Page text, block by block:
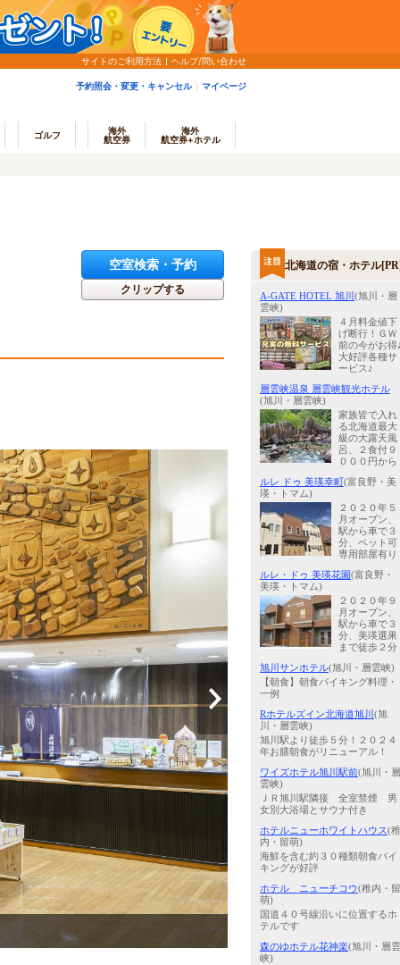
サイトのご利用方法 ヘルプ/問い合わせ
予約照会・変更・キャンセル マイページ
ゴルフ
海外
航空券
海外
航空券+ホテル
空室検索・予約
クリップする
大浴場：国内では珍しい含
北海道の宿・ホテル
A-GATE HOTEL 旭川 (旭川・層
雲峡)
４月料金値下
げ断行！ＧＷ
前の今がお得
大好評各種サ
ービス♪
層雲峡温泉 層雲峡観光ホテル
(旭川・層雲峡)
家族皆で入れ
る北海道最大
級の大露天風
呂、２食付９
０００円から
ルレ ドゥ 美瑛幸町 (富良野・美
瑛・トマム)
２０２０年５
月オープン、
駅から車で３
分、ペット可
専用部屋有り
ルレ・ドゥ 美瑛花園(富良野・
美瑛・トマム)
２０２０年９
月オープン、
駅から車で３
分、美瑛選果
まで徒歩２分
旭川サンホテル(旭川・層雲峡)
【朝食】朝食バイキング料理・
一例
Rホテルズイン北海道旭川 (旭
川・層雲峡)
旭川駅より徒歩５分！２０２４
年お膳朝食がリニューアル！
ワイズホテル旭川駅前(旭川・層
雲峡)
ＪＲ旭川駅隣接 全室禁煙 男
女別大浴場とサウナ付き
ホテルニューホワイトハウス(稚
内・留萌)
海鮮を含む約３０種類朝食バイ
キングが好評
ホテル ニューチコウ(稚内・留
萌)
国道４０号線沿いに位置するホ
テルです
森のゆホテル花神楽(旭川・層雲
峡)